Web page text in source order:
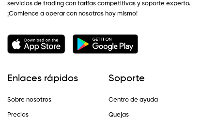
servicios de trading con tarifas competitivas y soporte experto.
¡Comience a operar con nosotros hoy mismo!
Enlaces rápidos
Sobre nosotros
Precios
Soporte
Centro de ayuda
Quejas